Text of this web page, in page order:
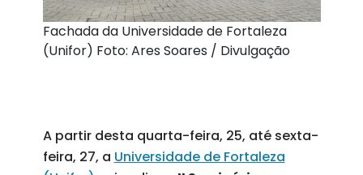
Fachada da Universidade de Fortaleza
(Unifor) Foto: Ares Soares / Divulgação
A partir desta quarta-feira, 25, até sexta-
feira, 27, a Universidade de Fortaleza